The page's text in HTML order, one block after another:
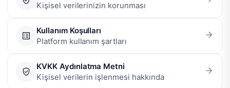
Kişisel verilerinizin korunması
Kullanım Koşulları
Platform kullanım şartları
KVKK Aydınlatma Metni
Kişisel verilerin işlenmesi hakkında